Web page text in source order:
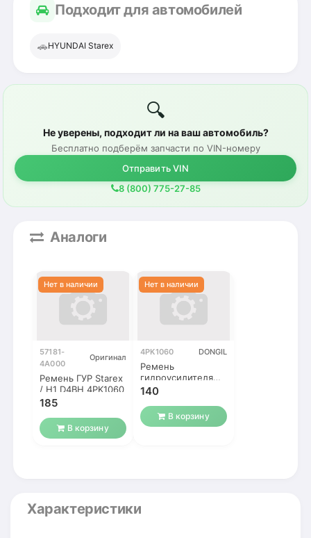
Подходит для автомобилей
🚗HYUNDAI Starex
🔍
Не уверены, подходит ли на ваш автомобиль?
Бесплатно подберём запчасти по VIN-номеру
Отправить VIN
8 (800) 775-27-85
Аналоги
57181-
4A000
Оригинал
Ремень ГУР Starex
/ H1 D4BH 4PK1060
185
В корзину
4PK1060 DONGIL
Ремень
гидроусилителя
(ГУРа) 4PK1060
D4BH
140
В корзину
Характеристики